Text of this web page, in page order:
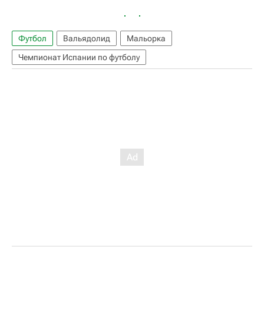
Футбол Вальядолид
Мальорка
Чемпионат Испании по футболу